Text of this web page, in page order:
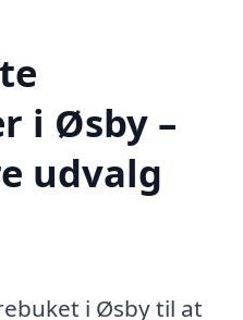
i Øsby –
udvalg
i Øsby til at